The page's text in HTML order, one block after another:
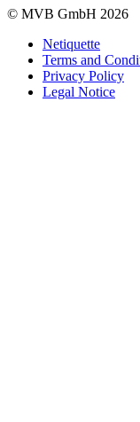
© MVB GmbH 2026
Netiquette
Terms and
Privacy Policy
Legal Notice